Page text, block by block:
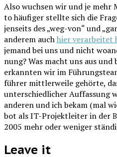
Also wuch­sen wir und je
to häu­fi­ger stell­te sich die
jen­seits des „weg-von“ und
ande­rem auchhier ver­ar­bei­tet
jemand bei uns und nicht
nung? Was macht uns aus
erkann­ten wir im
füh­rer mitt­ler­wei­le gehör­te,
unter­schied­li­cher Auf­fas­sung
ande­ren und ich bekam (mal
bot als IT-Pro­jekt­lei­ter in der
2005 mehr oder weni­ger
Leave it